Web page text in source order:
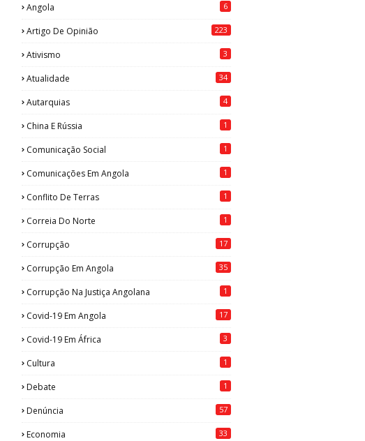
Angola 6
Artigo De Opinião 223
Ativismo 3
Atualidade 34
Autarquias 4
China E Rússia 1
Comunicação Social 1
Comunicações Em Angola 1
Conflito De Terras 1
Correia Do Norte 1
Corrupção 17
Corrupção Em Angola 35
Corrupção Na Justiça Angolana 1
Covid-19 Em Angola 17
Covid-19 Em África 3
Cultura 1
Debate 1
Denúncia 57
Economia 33